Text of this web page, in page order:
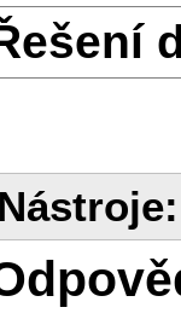
Nástroje: